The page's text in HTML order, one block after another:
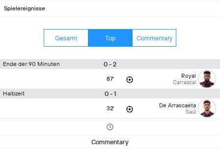
Spielereignisse
Gesamt Top Commentary
Ende der 90 Minuten 0 - 2
87' Royal
Carrascal
Halbzeit 0 - 1
32' De Arrascaeta
Saúl
Commentary